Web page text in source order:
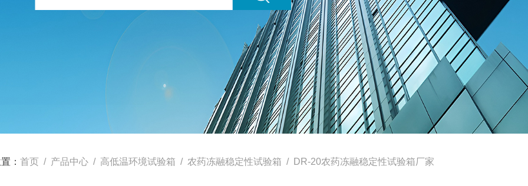
： 首页 / 产品中心 / 高低温环境试验箱 / 农药冻融稳定性试验箱 / DR-20农药冻融稳定性试验箱厂家